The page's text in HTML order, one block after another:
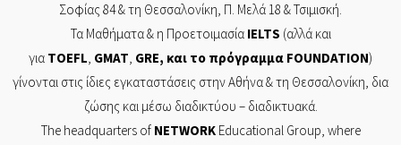
Σοφίας 84& τη Θεσσαλονίκη, Π. Μελά 18 & Τσιμισκή.
Τα Mαθήματα & η Προετοιμασία IELTS (αλλά και
για TOEFL, GMAT, GRE, και το πρόγραμμα FOUNDATION)
γίνονται στις ίδιες εγκαταστάσεις στην Αθήνα & τη Θεσσαλονίκη, δια
ζώσης και μέσω διαδικτύου – διαδικτυακά.
The headquarters of NETWORKEducational Group, where